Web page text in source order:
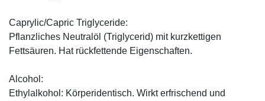
Caprylic/Capric Triglyceride:
Pflanzliches Neutralöl (Triglycerid) mit kurzkettigen
Fettsäuren. Hat rückfettende Eigenschaften.
Alcohol:
Ethylalkohol: Körperidentisch. Wirkt erfrischend und